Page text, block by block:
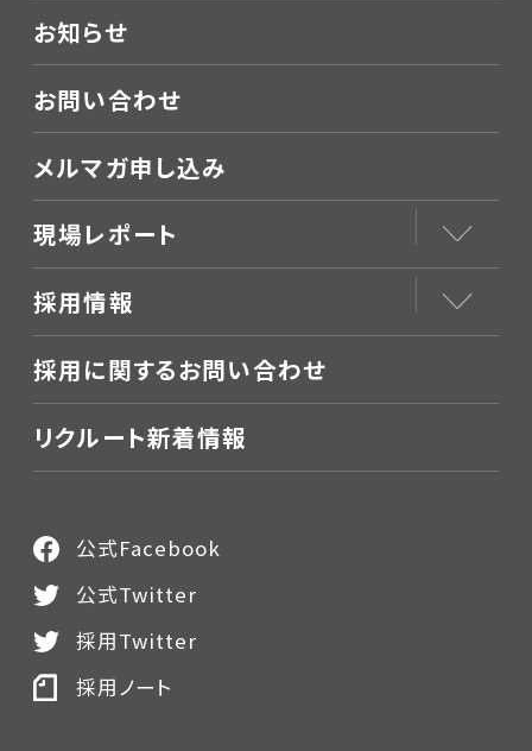
お知らせ
お問い合わせ
メルマガ申し込み
現場レポート
採用情報
採用に関するお問い合わせ
リクルート新着情報
公式Facebook
公式Twitter
採用Twitter
採用ノート